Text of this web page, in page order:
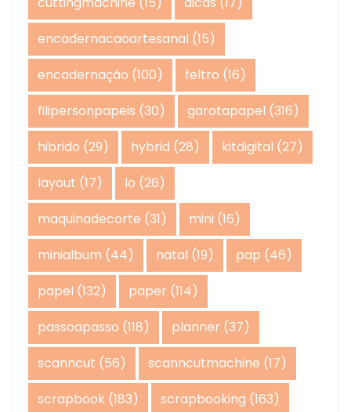
encadernacaoartesanal (15)
encadernação (100) feltro (16)
filipersonpapeis (30) garotapapel (316)
hibrido (29) hybrid (28) kitdigital (27)
layout (17) lo (26)
maquinadecorte (31) mini (16)
minialbum (44) natal (19) pap (46)
papel (132) paper (114)
passoapasso (118) planner (37)
scanncut (56) scanncutmachine (17)
scrapbook (183) scrapbooking (163)